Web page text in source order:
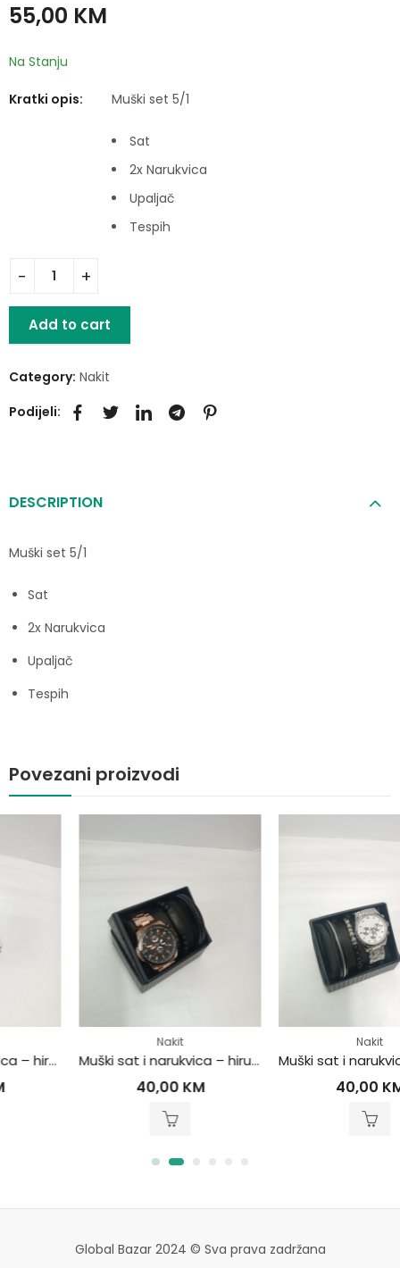
55,00 KM
Na Stanju
Kratki opis: Muški set 5/1
Sat
2x Narukvica
Upaljač
Tespih
Add to cart
Category: Nakit
Podijeli:
DESCRIPTION
Muški set 5/1
Sat
2x Narukvica
Upaljač
Tespih
Povezani proizvodi
Muški sat i narukvica – hirurški čelik
KM
Muški sat i narukvica – hirurški čelik
KM
Global Bazar 2024 © Sva prava zadržana